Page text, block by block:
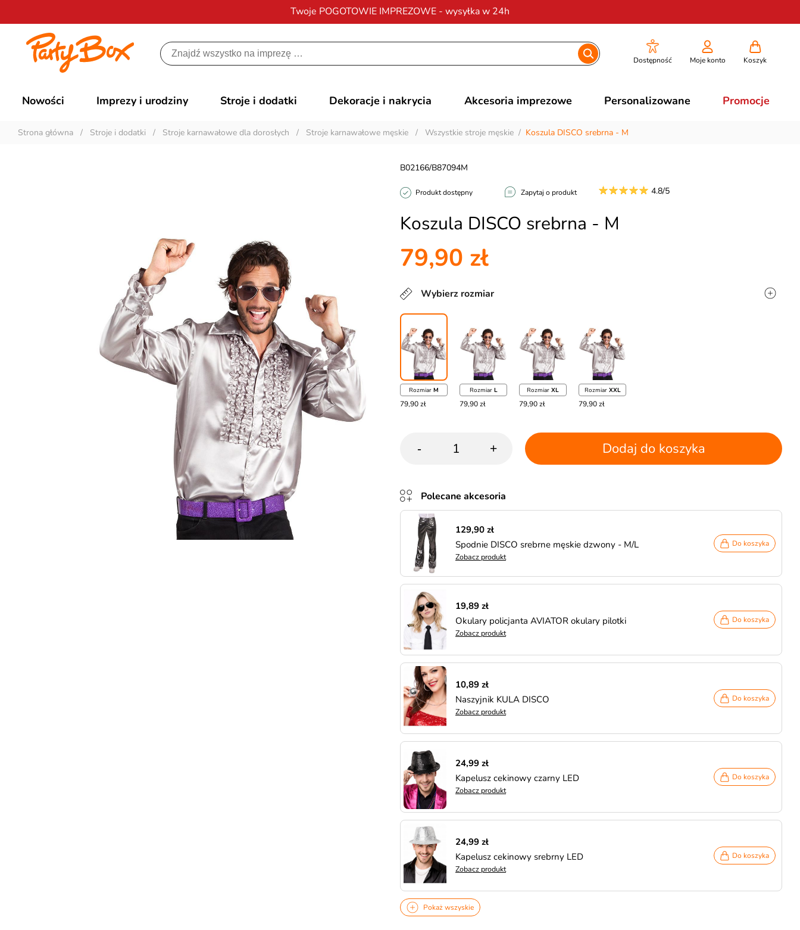
Twoje POGOTOWIE IMPREZOWE - wysyłka w 24h
Darmowa dostawana zamówienia od 200 zł
Dostępność Moje konto Koszyk
Nowości Imprezy i urodziny Stroje i dodatki Dekoracje i nakrycia Akcesoria imprezowe Personalizowane Promocje
Strona główna / Stroje i dodatki / Stroje karnawałowe dla dorosłych / Stroje karnawałowe męskie / Wszystkie stroje męskie / Koszula DISCO srebrna - M
Koszula DISCO srebrna - M
B02166/B87094M
Produkt dostępny Zapytaj o produkt 4.8/5
79,90 zł
Wybierz rozmiar
Rozmiar M
79,90 zł
Rozmiar L
79,90 zł
Rozmiar XL
79,90 zł
Rozmiar XXL
79,90 zł
- + Dodaj do koszyka
Polecane akcesoria
129,90 zł
Spodnie DISCO srebrne męskie dzwony - M/L
Zobacz produkt
Do koszyka
19,89 zł
Okulary policjanta AVIATOR okulary pilotki
Zobacz produkt
Do koszyka
10,89 zł
Naszyjnik KULA DISCO
Zobacz produkt
Do koszyka
24,99 zł
Kapelusz cekinowy czarny LED
Zobacz produkt
Do koszyka
24,99 zł
Kapelusz cekinowy srebrny LED
Zobacz produkt
Do koszyka
Pokaż wszyskie